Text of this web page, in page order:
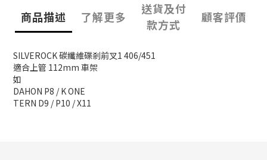
商品描述 了解更多
送貨及付
款方式
顧客評價
SILVEROCK 碳纖維碟剎前叉1 406/451
適合上管 112mm 車架
如
DAHON P8 / K ONE
TERN D9 / P10 / X11